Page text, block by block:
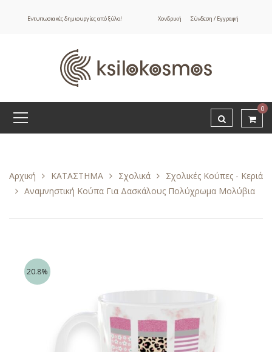
Εντυπωσιακές δημιουργίες από ξύλο! Χονδρική Σύνδεση / Εγγραφή
0
Αρχική ΚΑΤΑΣΤΗΜΑ Σχολικά
Σχολικές Κούπες - Κεριά
Αναμνηστική Κούπα Για Δασκάλους Πολύχρωμα Μολύβια
20.8%